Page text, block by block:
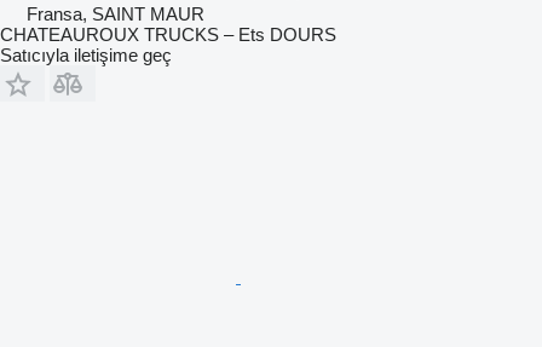
Fransa, SAINT MAUR
CHATEAUROUX TRUCKS – Ets DOURS
Satıcıyla iletişime geç